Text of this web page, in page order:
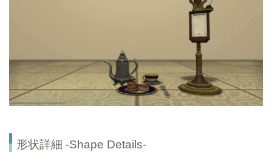
形状詳細 -Shape Details-